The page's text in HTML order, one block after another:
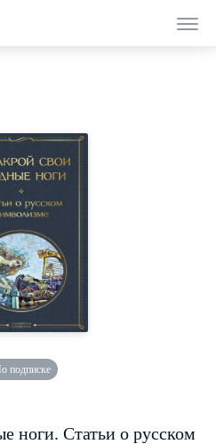
подписке
ноги. Статьи о русском